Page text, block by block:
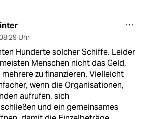
08:29 Uhr
Hunderte solcher Schiffe. Leider
Menschen nicht das Geld,
zu finanzieren. Vielleicht
wenn die Organisationen,
aufrufen, sich
und ein gemeinsames